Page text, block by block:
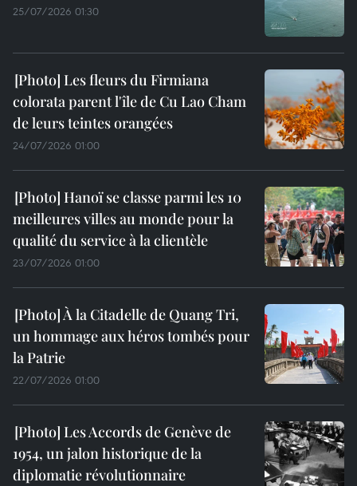
25/07/2026 01:30
Les fleurs du Firmiana
colorata parent l'île de Cu Lao Cham
de leurs teintes orangées
24/07/2026 01:00
Hanoï se classe parmi les 10
meilleures villes au monde pour la
qualité du service à la clientèle
23/07/2026 01:00
À la Citadelle de Quang Tri,
un hommage aux héros tombés pour
la Patrie
22/07/2026 01:00
Les Accords de Genève de
1954, un jalon historique de la
diplomatie révolutionnaire